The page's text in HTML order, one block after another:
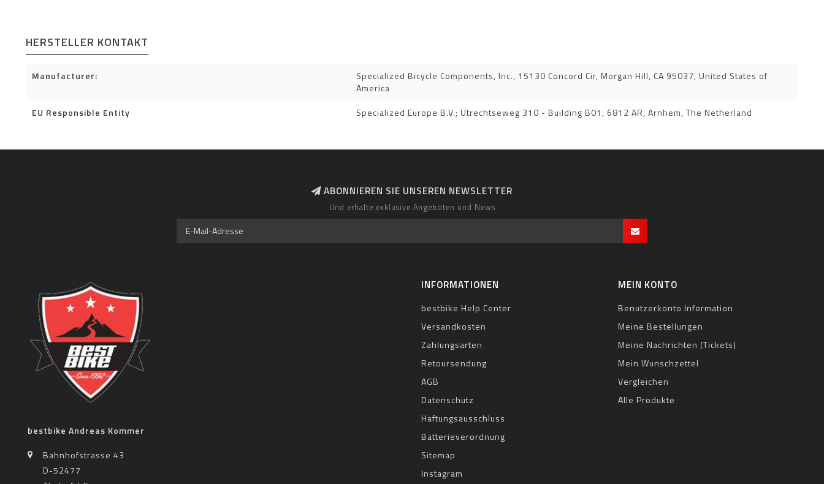
HERSTELLER KONTAKT
Manufacturer:
Specialized Bicycle Components, Inc., 15130 Concord Cir, Morgan Hill, CA 95037, United States of
America
EU Responsible Entity
Specialized Europe B.V.; Utrechtseweg 310 - Building B01, 6812 AR, Arnhem, The Netherland
ABONNIEREN SIE UNSEREN NEWSLETTER
Und erhalte exklusive Angeboten und News
bestbike Andreas Kommer
Bahnhofstrasse 43
D-52477
INFORMATIONEN
bestbike Help Center
Versandkosten
Zahlungsarten
Retoursendung
AGB
Datenschutz
Haftungsausschluss
Batterieverordnung
Sitemap
Instagram
MEIN KONTO
Benutzerkonto Information
Meine Bestellungen
Meine Nachrichten (Tickets)
Mein Wunschzettel
Vergleichen
Alle Produkte